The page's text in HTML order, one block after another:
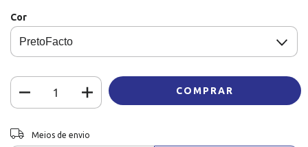
Cor
Entregas para o CEP:
Meios de envio